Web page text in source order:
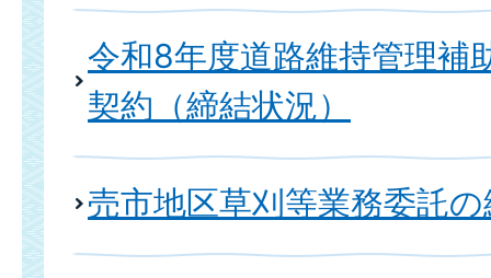
令和8年度道路維持管理補
契約（締結状況）
売市地区草刈等業務委託